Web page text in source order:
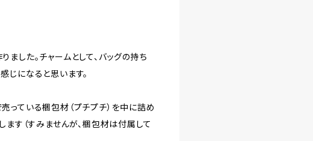
した。チャームとして、バッグの持ち
じになると思います。
っている梱包材（プチプチ）を中に詰め
ます（すみませんが、梱包材は付属して